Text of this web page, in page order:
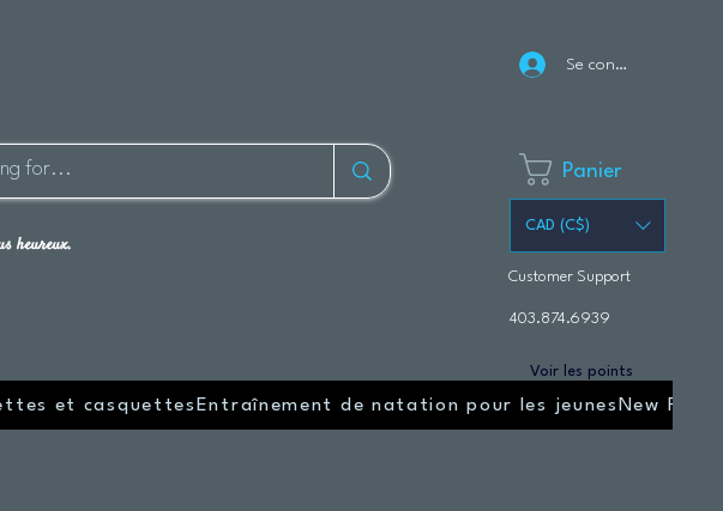
Se connecter
heureux.
Panier
CAD (C$)
Customer Support
403.874.6939
Voir les points
et casquettes Entraînement de natation pour les jeunes New Page